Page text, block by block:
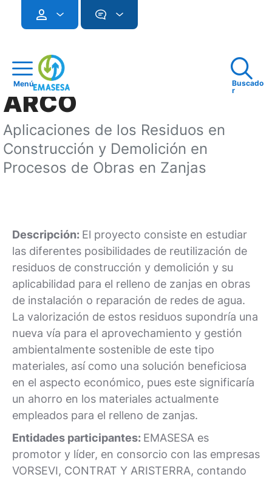
Menú
Buscado
r
ARCO
Aplicaciones de los Residuos en
Construcción y Demolición en
Procesos de Obras en Zanjas
Descripción: El proyecto consiste en estudiar
las diferentes posibilidades de reutilización de
residuos de construcción y demolición y su
aplicabilidad para el relleno de zanjas en obras
de instalación o reparación de redes de agua.
La valorización de estos residuos supondría una
nueva vía para el aprovechamiento y gestión
ambientalmente sostenible de este tipo
materiales, así como una solución beneficiosa
en el aspecto económico, pues este significaría
un ahorro en los materiales actualmente
empleados para el relleno de zanjas.
Entidades participantes: EMASESA es
promotor y líder, en consorcio con las empresas
VORSEVI, CONTRAT Y ARISTERRA, contando